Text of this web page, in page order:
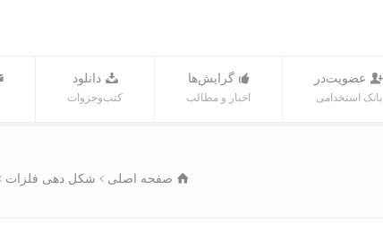
عضویت‌در
بانک‌ استخدامی
گرایش‌ها
اخبار و مطالب
دانلود
کتب‌و‌جزوات
صفحه اصلی شکل دهی فلزات